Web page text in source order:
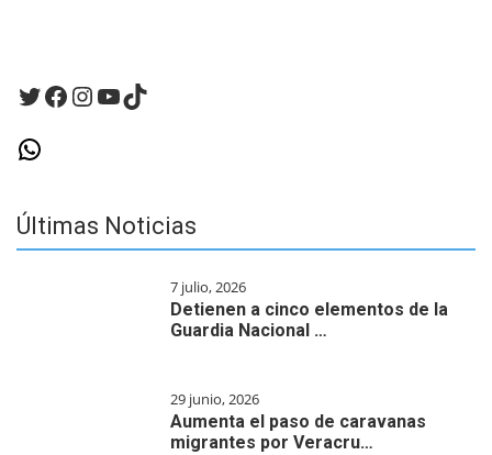
Twitter
Facebook
Instagram
YouTube
TikTok
WhatsApp
Últimas Noticias
7 julio, 2026
Detienen a cinco elementos de la
Guardia Nacional …
29 junio, 2026
Aumenta el paso de caravanas
migrantes por Veracru…